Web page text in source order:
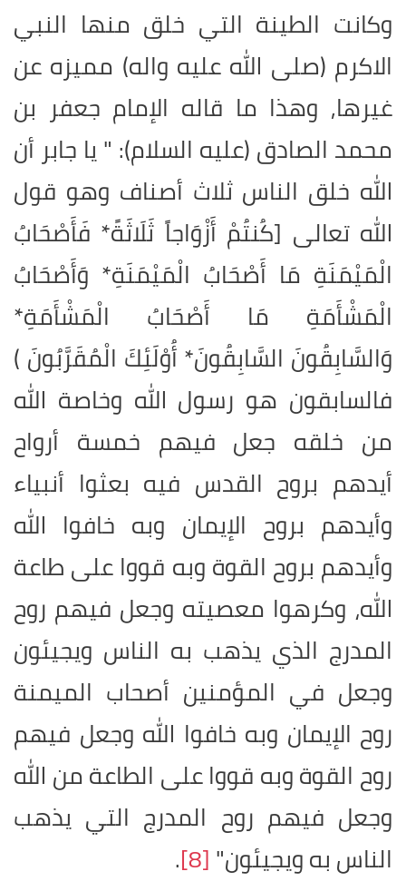
وكانت الطينة التي خلق منها النبي
الاكرم (صلى الله عليه واله) مميزه عن
غيرها, وهذا ما قاله الإمام جعفر بن
محمد الصادق (عليه السلام): " يا جابر أن
الله خلق الناس ثلاث أصناف وهو قول
الله تعالى ]كُنتُمْ أَزْوَاجاً ثَلَاثَةً* فَأَصْحَابُ
الْمَيْمَنَةِ مَا أَصْحَابُ الْمَيْمَنَةِ* وَأَصْحَابُ
الْمَشْأَمَةِ مَا أَصْحَابُ الْمَشْأَمَةِ*
وَالسَّابِقُونَ السَّابِقُونَ* أُوْلَئِكَ الْمُقَرَّبُونَ (
فالسابقون هو رسول الله وخاصة الله
من خلقه جعل فيهم خمسة أرواح
أيدهم بروح القدس فيه بعثوا أنبياء
وأيدهم بروح الإيمان وبه خافوا الله
وأيدهم بروح القوة وبه قووا على طاعة
الله، وكرهوا معصيته وجعل فيهم روح
المدرج الذي يذهب به الناس ويجيئون
وجعل في المؤمنين أصحاب الميمنة
روح الإيمان وبه خافوا الله وجعل فيهم
روح القوة وبه قووا على الطاعة من الله
وجعل فيهم روح المدرج التي يذهب
الناس به ويجيئون"[8]
.